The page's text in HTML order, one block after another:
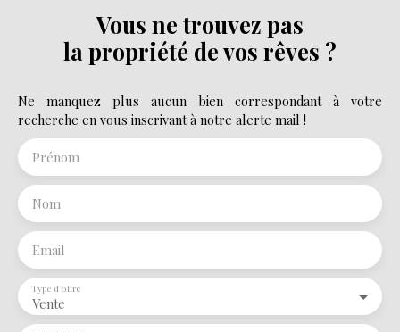
Vous ne trouvez pas
la propriété de vos rêves ?
Ne manquez plus aucun bien correspondant à votre
recherche en vous inscrivant à notre alerte mail !
Prénom
Nom
Email
Vente
Type d'offre